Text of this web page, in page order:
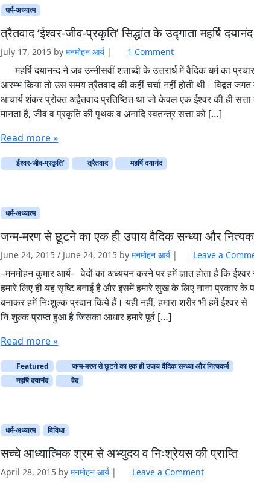
धर्म-अध्यात्म
त्रैतवाद ‘ईश्वर-जीव-प्रकृति’ सिद्धांत के उद्गाता महर्षि दयानंद
July 17, 2015 byमनमोहन आर्य | 1 Commento
n
त्रै
त
वा
द
-
कृ
ति
’
सि
द्धां
त
म
र्षि
द
महर्षि दयानन्द ने जब उन्नीसवीं शताब्दी के उत्तरार्ध में वैदिक धर्म का प्रचार
आरम्भ किया तो उस समय त्रैतवाद की कहीं चर्चा नहीं होती थी। विद्वत जगत
आचार्य शंकर प्रोक्त अद्वैतवाद प्रतिष्ठित था जो केवल एक ईश्वर की ही सत्ता
मानता है, जीव व प्रकृति की पृथक व अनादि स्वतन्त्र सत्ता को […]
Read more »
ईश्वर-जीव-प्रकृति’ त्रैतवाद महर्षि दयानंद
धर्म-अध्यात्म
जन्म-मरण से छूटने का एक ही उपाय वैदिक सन्ध्या और
June 24, 2015 / June 24, 2015 byमनमोहन आर्य | Leave a
–मनमोहन कुमार आर्य- वेदों का अध्ययन करने पर हमें ज्ञात होता है कि ईश्वर
हमारे लिए ही यह सृष्टि बनाई है और इसमें हमारे सुख के लिए नाना प्रकार के
बनाकर हमें निःशुल्क प्रदान किये हैं। यही नहीं, हमारा शरीर भी हमें ईश्वर से
निःशुल्क प्राप्त हुआ है जिसका आधार हमारे पूर्व […]
Read more »
Featured
जन्म-मरण से छूटने का एक ही उपाय वैदिक सन्ध्या और नित्यकर्म
महर्षि दयानंद
वेद
धर्म-अध्यात्म विविधा
सच्चे आध्यात्मिक श्रम से अभ्युदय व निःश्रेयस की प्राप्ति
April 28, 2015 byमनमोहन आर्य | Leave a Comment